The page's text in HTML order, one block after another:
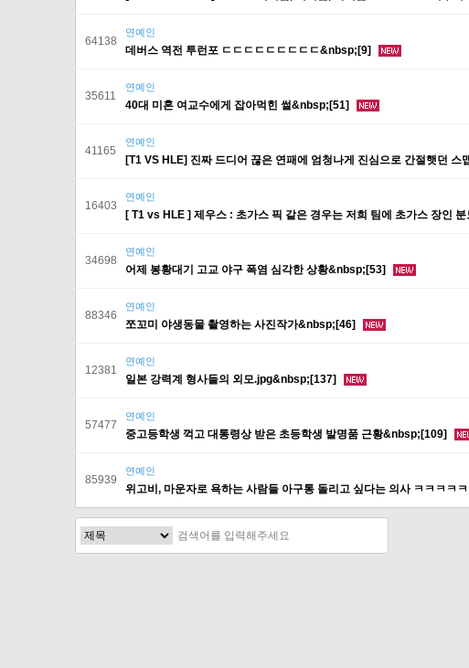
64138
연예인
데버스 역전 투런포 ㄷㄷㄷㄷㄷㄷㄷㄷㄷ&nbsp;[9]
35611
연예인
40대 미혼 여교수에게 잡아먹힌 썰&nbsp;[51]
41165
연예인
[T1 VS HLE] 진짜 드디어 끊은 연패에 엄청나게 진심으로 간절햇던
16403
연예인
[ T1 vs HLE ] 제우스 : 초가스 픽 같은 경우는 저희 팀에 초가스 장인
34698
연예인
어제 봉황대기 고교 야구 폭염 심각한 상황&nbsp;[53]
88346
연예인
쪼꼬미 야생동물 촬영하는 사진작가&nbsp;[46]
12381
연예인
일본 강력계 형사들의 외모.jpg&nbsp;[137]
57477
연예인
중고등학생 꺽고 대통령상 받은 초등학생 발명품 근황&nbsp;[109]
85939
연예인
위고비, 마운자로 욕하는 사람들 아구통 돌리고 싶다는 의사 ㅋㅋㅋㅋ